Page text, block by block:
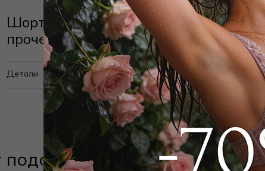
Шорты S25.SR.081.7000.1004P Принт
прочее
Детали